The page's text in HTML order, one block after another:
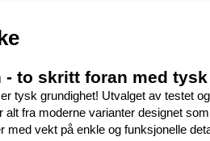
- to skritt foran med
tysk grundighet! Utvalget av testet
alt fra moderne varianter designet
med vekt på enkle og funksjonelle